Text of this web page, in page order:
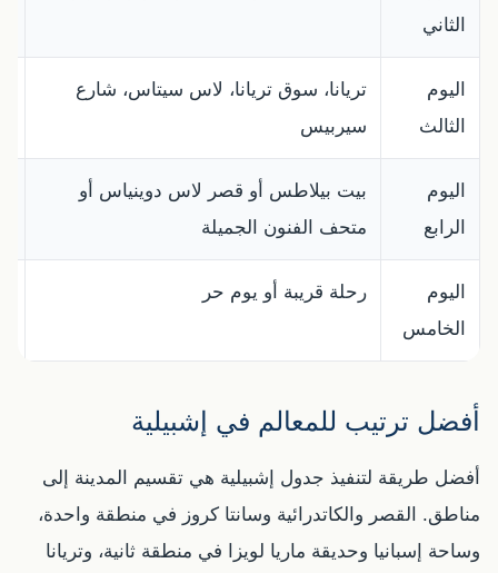
الثاني
اليوم
الثالث
تريانا، سوق تريانا، لاس سيتاس، شارع
سيربيس
اليوم
الرابع
بيت بيلاطس أو قصر لاس دوينياس أو
متحف الفنون الجميلة
اليوم
الخامس
رحلة قريبة أو يوم حر
أفضل ترتيب للمعالم في إشبيلية
أفضل طريقة لتنفيذ جدول إشبيلية هي تقسيم المدينة إلى
مناطق. القصر والكاتدرائية وسانتا كروز في منطقة واحدة،
وساحة إسبانيا وحديقة ماريا لويزا في منطقة ثانية، وتريانا